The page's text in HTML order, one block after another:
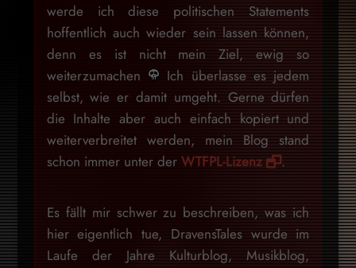
werde ich diese politischen Statements
hoffentlich auch wieder sein lassen können,
denn es ist nicht mein Ziel, ewig so
weiterzumachen
Ich überlasse es jedem
selbst, wie er damit umgeht. Gerne dürfen
die Inhalte aber auch einfach kopiert und
weiterverbreitet werden, mein Blog stand
schon immer unter der WTFPL-Lizenz .
Es fällt mir schwer zu beschreiben, was ich
hier eigentlich tue, DravensTales wurde im
Laufe der Jahre Kulturblog, Musikblog,